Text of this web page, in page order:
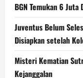
BGN Temukan 6 Juta
Juventus Belum
Disiapkan setelah
Misteri Kematian
Kejanggalan